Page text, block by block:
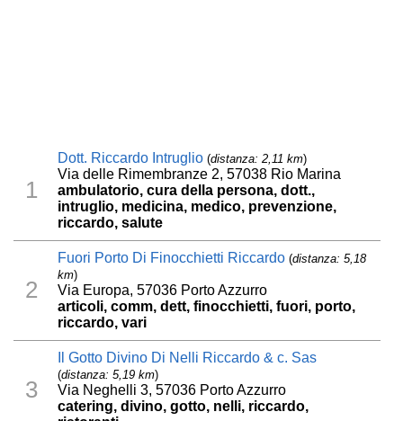
1
Dott. Riccardo Intruglio (distanza: 2,11 km)
Via delle Rimembranze 2, 57038 Rio Marina
ambulatorio, cura della persona, dott.,
intruglio, medicina, medico, prevenzione,
riccardo, salute
2
Fuori Porto Di Finocchietti Riccardo (distanza: 5,18
km)
Via Europa, 57036 Porto Azzurro
articoli, comm, dett, finocchietti, fuori, porto,
riccardo, vari
3
Il Gotto Divino Di Nelli Riccardo & c. Sas
(distanza: 5,19 km)
Via Neghelli 3, 57036 Porto Azzurro
catering, divino, gotto, nelli, riccardo,